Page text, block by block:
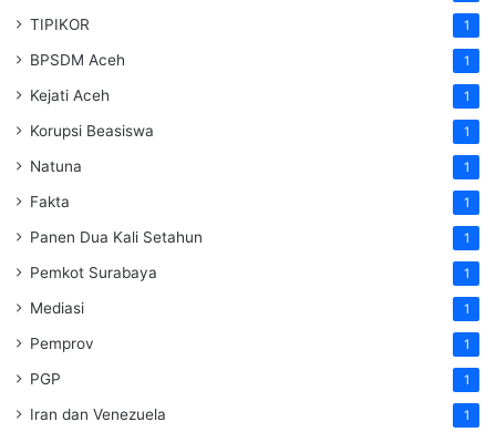
TIPIKOR 1
BPSDM Aceh 1
Kejati Aceh 1
Korupsi Beasiswa 1
Natuna 1
Fakta 1
Panen Dua Kali Setahun 1
Pemkot Surabaya 1
Mediasi 1
Pemprov 1
PGP 1
Iran dan Venezuela 1